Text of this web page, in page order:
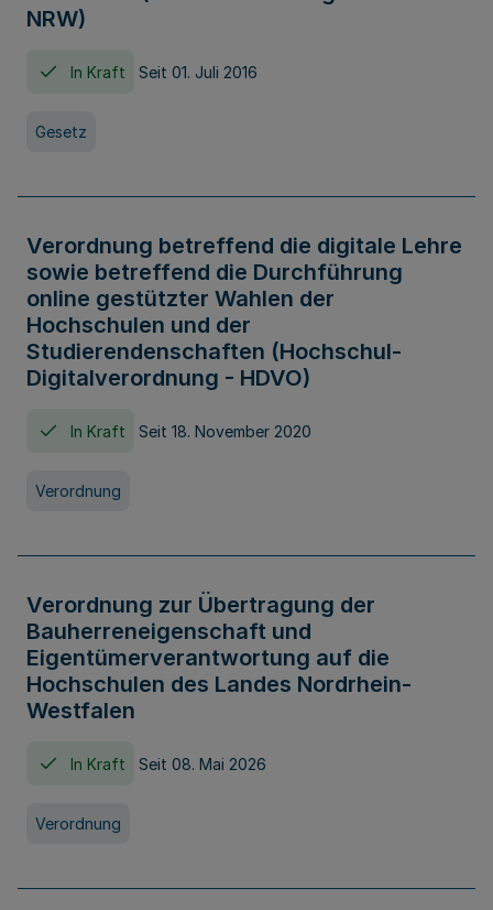
NRW)
In Kraft Seit 01. Juli 2016
Gesetz
Verordnung betreffend die digitale Lehre
sowie betreffend die Durchführung
online gestützter Wahlen der
Hochschulen und der
Studierendenschaften (Hochschul-
Digitalverordnung - HDVO)
In Kraft Seit 18. November 2020
Verordnung
Verordnung zur Übertragung der
Bauherreneigenschaft und
Eigentümerverantwortung auf die
Hochschulen des Landes Nordrhein-
Westfalen
In Kraft Seit 08. Mai 2026
Verordnung